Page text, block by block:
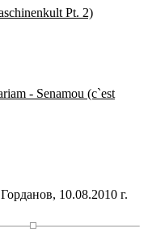
Pt. 2)
- Senamou (c`est
10.08.2010 г.